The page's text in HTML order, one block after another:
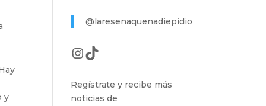
y
@laresenaquenadiepidio
Instagram
TikTok
Regístrate y recibe más
noticias de